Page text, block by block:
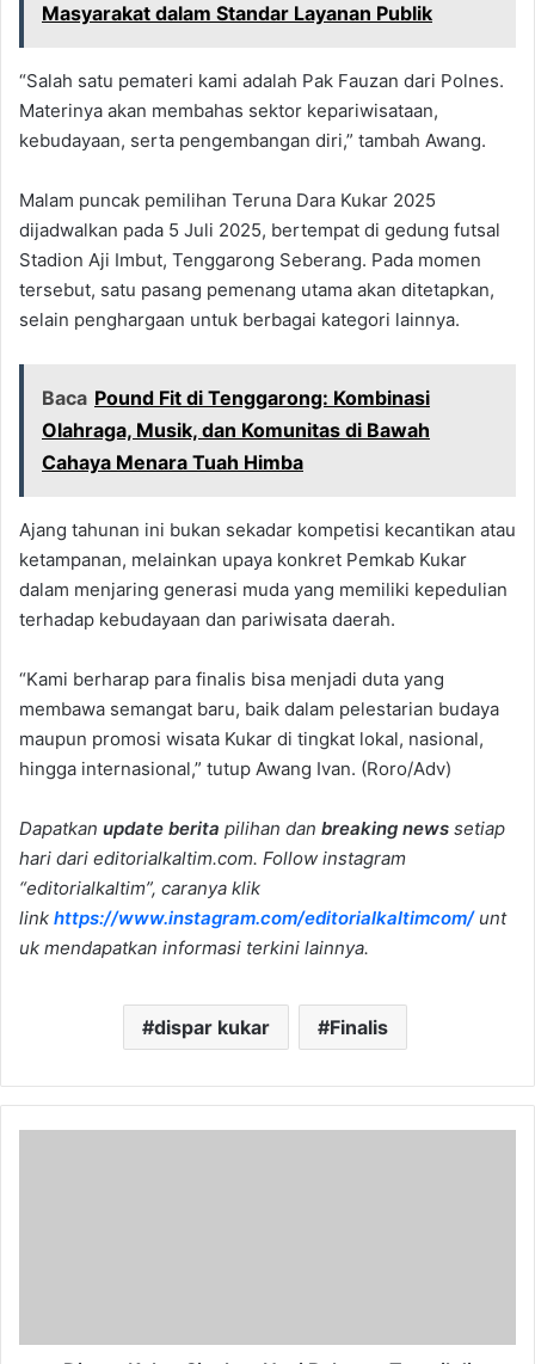
Masyarakat dalam Standar Layanan Publik
“Salah satu pemateri kami adalah Pak Fauzan dari Polnes.
Materinya akan membahas sektor kepariwisataan,
kebudayaan, serta pengembangan diri,” tambah Awang.
Malam puncak pemilihan Teruna Dara Kukar 2025
dijadwalkan pada 5 Juli 2025, bertempat di gedung futsal
Stadion Aji Imbut, Tenggarong Seberang. Pada momen
tersebut, satu pasang pemenang utama akan ditetapkan,
selain penghargaan untuk berbagai kategori lainnya.
Baca Pound Fit di Tenggarong: Kombinasi
Olahraga, Musik, dan Komunitas di Bawah
Cahaya Menara Tuah Himba
Ajang tahunan ini bukan sekadar kompetisi kecantikan atau
ketampanan, melainkan upaya konkret Pemkab Kukar
dalam menjaring generasi muda yang memiliki kepedulian
terhadap kebudayaan dan pariwisata daerah.
“Kami berharap para finalis bisa menjadi duta yang
membawa semangat baru, baik dalam pelestarian budaya
maupun promosi wisata Kukar di tingkat lokal, nasional,
hingga internasional,” tutup Awang Ivan. (Roro/Adv)
Dapatkan update berita pilihan dan breaking news setiap
hari dari editorialkaltim.com. Follow instagram
“editorialkaltim”, caranya klik
link https://www.instagram.com/editorialkaltimcom/unt
uk mendapatkan informasi terkini lainnya.
dispar kukar Finalis
dan